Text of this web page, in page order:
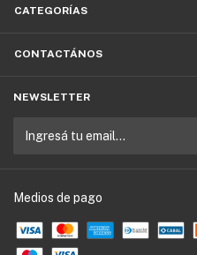
CATEGORÍAS
CONTACTÁNOS
NEWSLETTER
Medios de pago